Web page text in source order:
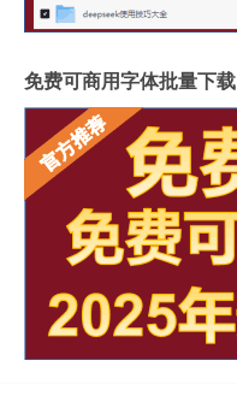
免费可商用字体批量下载